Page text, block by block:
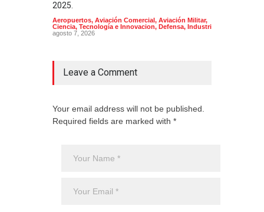
2025.
Aeropuertos, Aviación Comercial, Aviación Militar,
Ciencia, Tecnología e Innovacion, Defensa, Industria
agosto 7, 2026
Leave a Comment
Your email address will not be published.
Required fields are marked with *